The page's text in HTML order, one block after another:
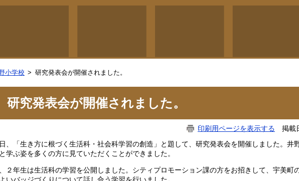
小学校 研究発表会が開催されました。
研究発表会が開催されました。
印刷用ページを表示する 掲載
、「生き方に根づく生活科・社会科学習の創造」と題して、研究発表会を開催しました。井
学ぶ姿を多くの方に見ていただくことができました。
２年生は生活科の学習を公開しました。シティプロモーション課の方をお招きして、宇美町
いバッジづくりについて話し合う学習を行いました。